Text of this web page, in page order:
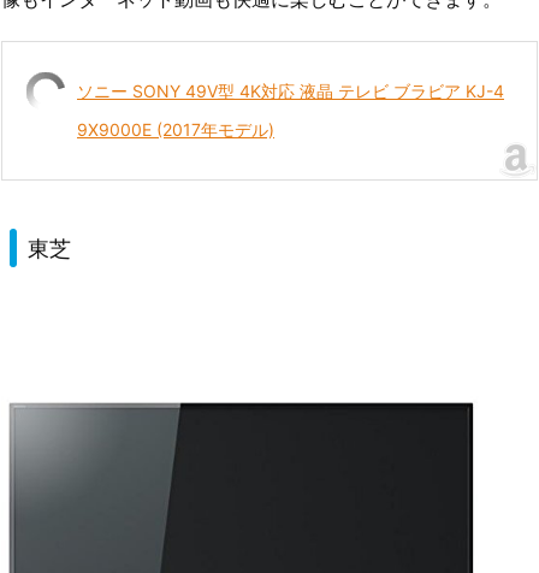
ソニー SONY 49V型 4K対応 液晶 テレビ ブラビア KJ-4
9X9000E (2017年モデル)
東芝